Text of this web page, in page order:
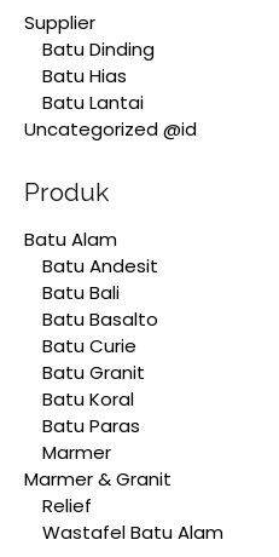
Supplier
Batu Dinding
Batu Hias
Batu Lantai
Uncategorized @id
Produk
Batu Alam
Batu Andesit
Batu Bali
Batu Basalto
Batu Curie
Batu Granit
Batu Koral
Batu Paras
Marmer
Marmer & Granit
Relief
Wastafel Batu Alam